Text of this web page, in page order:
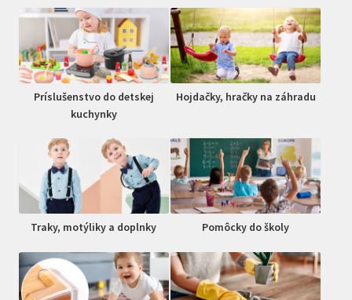
Príslušenstvo do detskej
kuchynky
Hojdačky, hračky na záhradu
Traky, motýliky a doplnky Pomôcky do školy